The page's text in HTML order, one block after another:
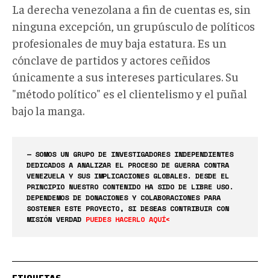
La derecha venezolana a fin de cuentas es, sin
ninguna excepción, un grupúsculo de políticos
profesionales de muy baja estatura. Es un
cónclave de partidos y actores ceñidos
únicamente a sus intereses particulares. Su
"método político" es el clientelismo y el puñal
bajo la manga.
— SOMOS UN GRUPO DE INVESTIGADORES INDEPENDIENTES
DEDICADOS A ANALIZAR EL PROCESO DE GUERRA CONTRA
VENEZUELA Y SUS IMPLICACIONES GLOBALES. DESDE EL
PRINCIPIO NUESTRO CONTENIDO HA SIDO DE LIBRE USO.
DEPENDEMOS DE DONACIONES Y COLABORACIONES PARA
SOSTENER ESTE PROYECTO, SI DESEAS CONTRIBUIR CON
MISIÓN VERDAD PUEDES HACERLO AQUÍ<